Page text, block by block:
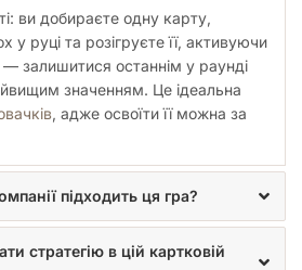
дослідники, культисти,
ж, Стародавні Боги, що чекають
інноваційному використанню
безумства, гравці постійно
адже кожен невдалий крок може
що є одним із шляхів до
шар напруги та стратегії:
сильної дії, якщо це наближає
і розпад? Ці питання роблять
та захоплюючою.
ви добираєте одну карту,
у руці та розігруєте її, активуючи
залишитися останнім у раунді
значенням. Це ідеальна
, адже освоїти її можна за
підходить ця гра?
стратегію в цій картковій